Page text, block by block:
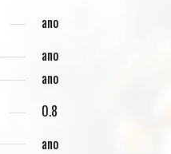
ano
ano
ano
0.8
ano